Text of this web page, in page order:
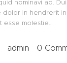
nominavi ad.
dolor in hendrerit in
esse molestie…
admin 0